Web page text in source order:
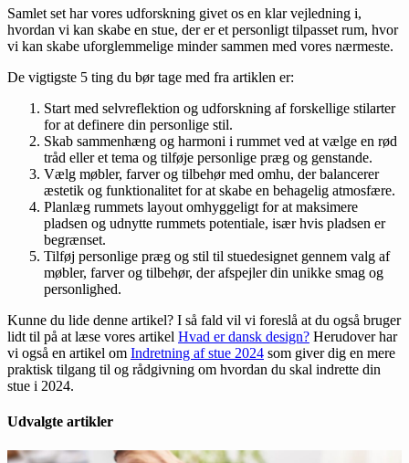
Samlet set har vores udforskning givet os en klar vejledning i,
hvordan vi kan skabe en stue, der er et personligt tilpasset rum, hvor
vi kan skabe uforglemmelige minder sammen med vores nærmeste.
De vigtigste 5 ting du bør tage med fra artiklen er:
Start med selvreflektion og udforskning af forskellige stilarter
for at definere din personlige stil.
Skab sammenhæng og harmoni i rummet ved at vælge en rød
tråd eller et tema og tilføje personlige præg og genstande.
Vælg møbler, farver og tilbehør med omhu, der balancerer
æstetik og funktionalitet for at skabe en behagelig atmosfære.
Planlæg rummets layout omhyggeligt for at maksimere
pladsen og udnytte rummets potentiale, især hvis pladsen er
begrænset.
Tilføj personlige præg og stil til stuedesignet gennem valg af
møbler, farver og tilbehør, der afspejler din unikke smag og
personlighed.
Kunne du lide denne artikel? I så fald vil vi foreslå at du også bruger
lidt til på at læse vores artikel Hvad er dansk design? Herudover har
vi også en artikel om Indretning af stue 2024 som giver dig en mere
praktisk tilgang til og rådgivning om hvordan du skal indrette din
stue i 2024.
Udvalgte artikler